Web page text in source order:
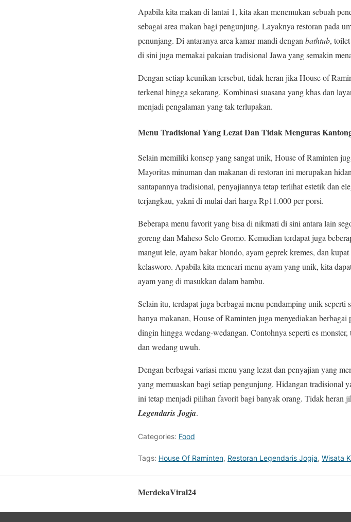
Apabila kita makan di lantai 1, kita akan menemukan sebuah
sebagai area makan bagi pengunjung. Layaknya restoran pada
penunjang. Di antaranya area kamar mandi denganbathtub,
di sini juga memakai pakaian tradisional Jawa yang semakin
Dengan setiap keunikan tersebut, tidak heran jika House of
terkenal hingga sekarang. Kombinasi suasana yang khas dan
menjadi pengalaman yang tak terlupakan.
Menu Tradisional Yang Lezat Dan Tidak Menguras
Selain memiliki konsep yang sangat unik, House of Raminten
Mayoritas minuman dan makanan di restoran ini merupakan
santapannya tradisional, penyajiannya tetap terlihat estetik dan
terjangkau, yakni di mulai dari harga Rp11.000 per porsi.
Beberapa menu favorit yang bisa di nikmati di sini antara lain
goreng dan Maheso Selo Gromo. Kemudian terdapat juga
mangut lele, ayam bakar blondo, ayam geprek kremes, dan
kelasworo. Apabila kita mencari menu ayam yang unik, kita
ayam yang di masukkan dalam bambu.
Selain itu, terdapat juga berbagai menu pendamping unik
hanya makanan, House of Raminten juga menyediakan
dingin hingga wedang-wedangan. Contohnya seperti es
dan wedang uwuh.
Dengan berbagai variasi menu yang lezat dan penyajian yang
yang memuaskan bagi setiap pengunjung. Hidangan tradisional
ini tetap menjadi pilihan favorit bagi banyak orang. Tidak heran
Legendaris Jogja.
Categories: Food
Tags: House Of Raminten, Restoran Legendaris Jogja, Wisata
MerdekaViral24